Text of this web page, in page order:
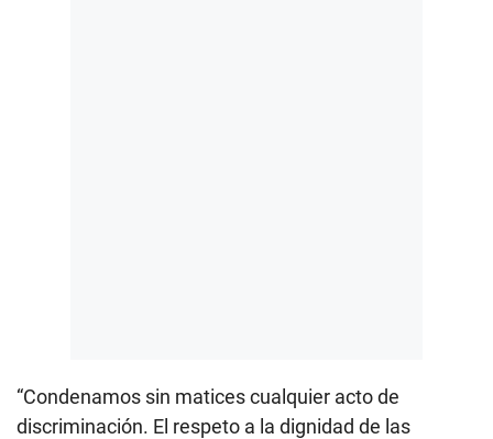
“Condenamos sin matices cualquier acto de
discriminación. El respeto a la dignidad de las